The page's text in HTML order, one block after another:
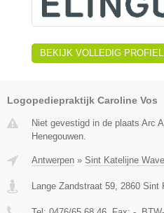
BEKIJK VOLLEDIG PROFIEL
Logopediepraktijk Caroline Vos
Niet gevestigd in de plaats Arc
Henegouwen.
Antwerpen » Sint Katelijne
Lange Zandstraat 59, 2860 Sint